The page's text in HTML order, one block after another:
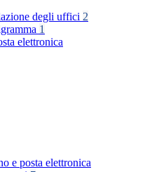
degli uffici 2
1
elettronica
e posta elettronica